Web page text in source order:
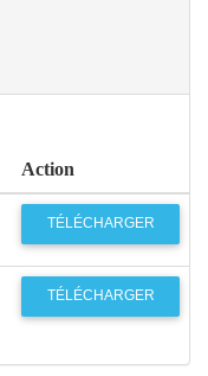
Action
TÉLÉCHARGER
TÉLÉCHARGER